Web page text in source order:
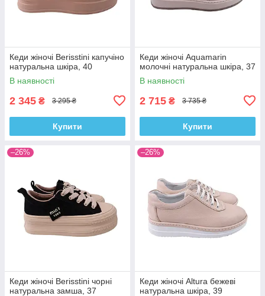
Кеди жіночі Berisstini капучіно
натуральна шкіра, 40
В наявності
2 345 ₴ 3 295 ₴
Купити
Кеди жіночі Aquamarin
молочні натуральна шкіра, 37
В наявності
2 715 ₴ 3 735 ₴
Купити
–26%
Кеди жіночі Berisstini чорні
натуральна замша, 37
–26%
Кеди жіночі Altura бежеві
натуральна шкіра, 39